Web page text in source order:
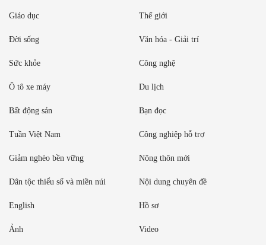
Giáo dục Thế giới
Đời sống Văn hóa - Giải trí
Sức khỏe Công nghệ
Ô tô xe máy Du lịch
Bất động sản Bạn đọc
Tuần Việt Nam Công nghiệp hỗ trợ
Giảm nghèo bền vững Nông thôn mới
Dân tộc thiểu số và miền núi Nội dung chuyên đề
English Hồ sơ
Ảnh Video